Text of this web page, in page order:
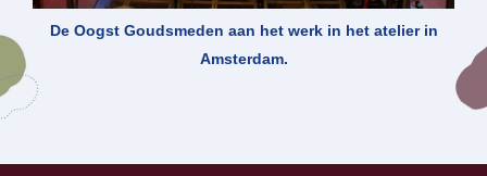
De Oogst Goudsmeden aan het werk in het atelier in
Amsterdam.